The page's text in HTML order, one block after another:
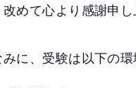
めて心より感謝申し
に、受験は以下の環